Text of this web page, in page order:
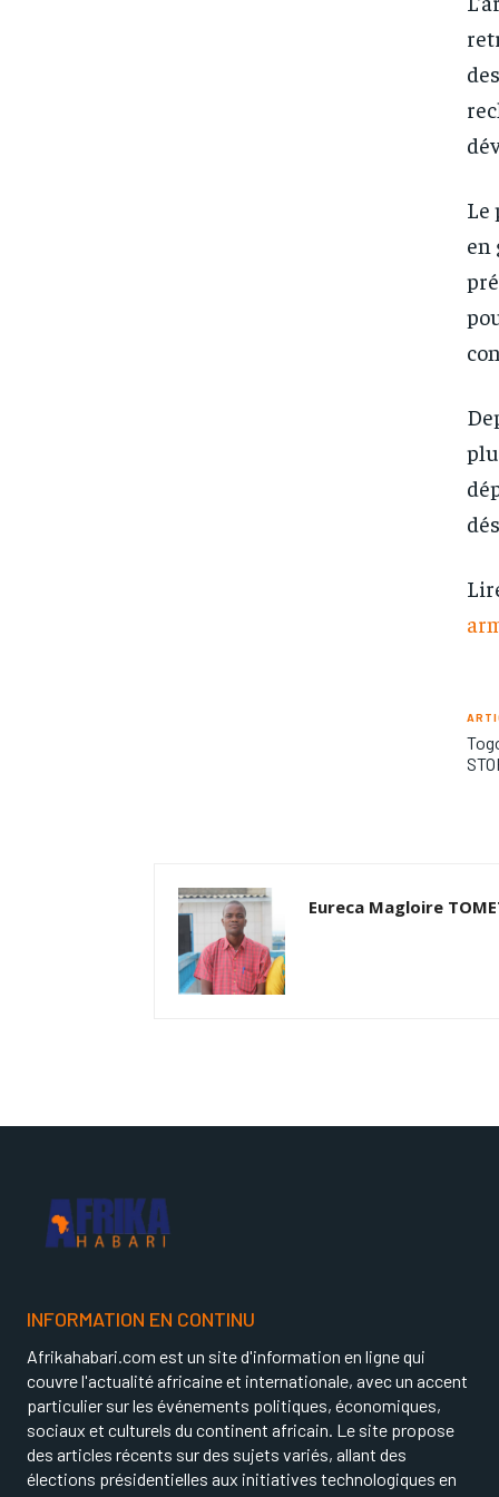
Le
en
Eureca Magloire
INFORMATION EN CONTINU
Afrikahabari.com est un site d'information en ligne qui
couvre l'actualité africaine et internationale, avec un accent
particulier sur les événements politiques, économiques,
sociaux et culturels du continent africain. Le site propose
des articles récents sur des sujets variés, allant des
élections présidentielles aux initiatives technologiques en